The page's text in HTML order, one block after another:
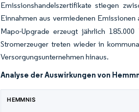
Emissionshandelszertifikate stiegen
Einnahmen aus vermiedenen
Mapo-Upgrade erzeugt jährlich
Stromerzeuger treten wieder in
Versorgungsunternehmen hinaus.
Analyse der Auswirkungen von
HEMMNIS